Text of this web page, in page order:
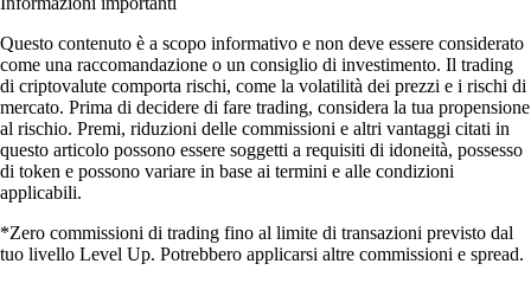
Questo contenuto è a scopo informativo e non deve essere considerato
come una raccomandazione o un consiglio di investimento. Il trading
di criptovalute comporta rischi, come la volatilità dei prezzi e i rischi di
mercato. Prima di decidere di fare trading, considera la tua propensione
al rischio. Premi, riduzioni delle commissioni e altri vantaggi citati in
questo articolo possono essere soggetti a requisiti di idoneità, possesso
di token e possono variare in base ai termini e alle condizioni
applicabili.
*Zero commissioni di trading fino al limite di transazioni previsto dal
tuo livello Level Up. Potrebbero applicarsi altre commissioni e spread.